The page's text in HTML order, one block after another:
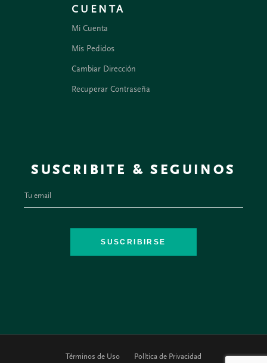
CUENTA
Mi Cuenta
Mis Pedidos
Cambiar Dirección
Recuperar Contraseña
SUSCRIBITE & SEGUINOS
SUSCRIBIRSE
Términos de Uso Política de Privacidad